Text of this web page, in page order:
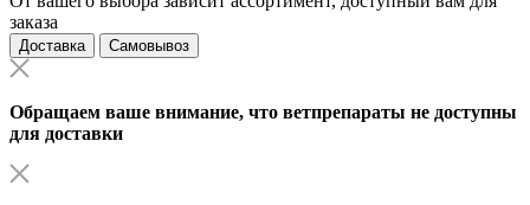
заказа
Доставка Самовывоз
Обращаем ваше внимание, что ветпрепараты не доступны
для доставки